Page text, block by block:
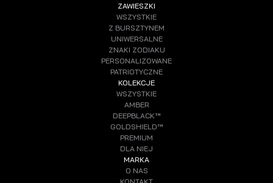
ZAWIESZKI
WSZYSTKIE
Z BURSZTYNEM
UNIWERSALNE
ZNAKI ZODIAKU
PERSONALIZOWANE
PATRIOTYCZNE
KOLEKCJE
WSZYSTKIE
AMBER
DEEPBLACK™
GOLDSHIELD™
PREMIUM
DLA NIEJ
MARKA
O NAS